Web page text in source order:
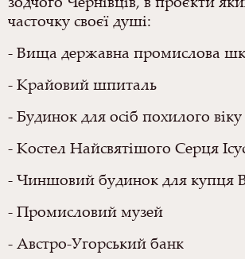
часточку своєї душі:
- Вища державна промислова
- Крайовий шпиталь
- Будинок для осіб похилого віку
- Костел Найсвятішого Серця
- Чиншовий будинок для купця
- Промисловий музей
- Австро-Угорський банк